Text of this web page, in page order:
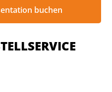
buchen